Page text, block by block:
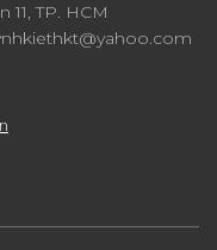
11, TP. HCM